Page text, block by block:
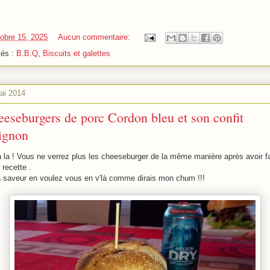
15, 2025
Aucun commentaire:
: B.B.Q Biscuits et galettes
2014
de porc Cordon bleu et son confit
la ! Vous ne verrez plus les cheeseburger de la même manière après avoir
.
saveur en voulez vous en v'là comme dirais mon chum !!!